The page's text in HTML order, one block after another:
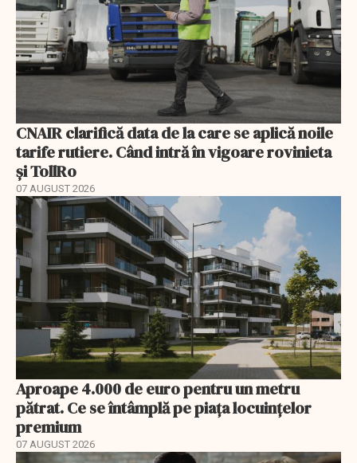
CNAIR clarifică data de la care se aplică noile
tarife rutiere. Când intră în vigoare rovinieta
și TollRo
07 AUGUST 2026
Aproape 4.000 de euro pentru un metru
pătrat. Ce se întâmplă pe piața locuințelor
premium
07 AUGUST 2026